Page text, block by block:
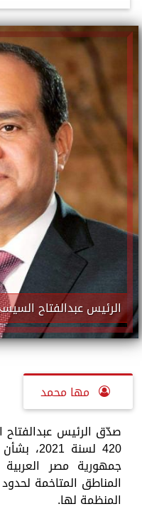
الرئيس عبدالفتاح
مها محمد
صدّق الرئيس
420
المناطق المتاخمة
المنظمة لها.